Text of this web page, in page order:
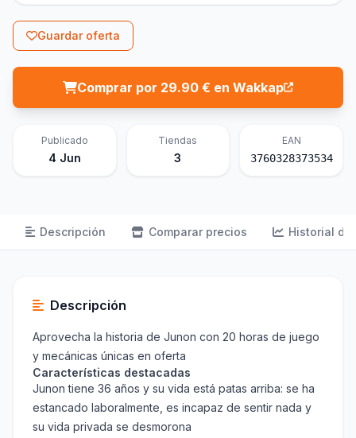
Guardar oferta
Comprar por 29.90 € en Wakkap
Publicado
4 Jun
Tiendas
3
EAN
3760328373534
Descripción Comparar precios Historial de
Descripción
Aprovecha la historia de Junon con 20 horas de juego
y mecánicas únicas en oferta
Características destacadas
Junon tiene 36 años y su vida está patas arriba: se ha
estancado laboralmente, es incapaz de sentir nada y
su vida privada se desmorona